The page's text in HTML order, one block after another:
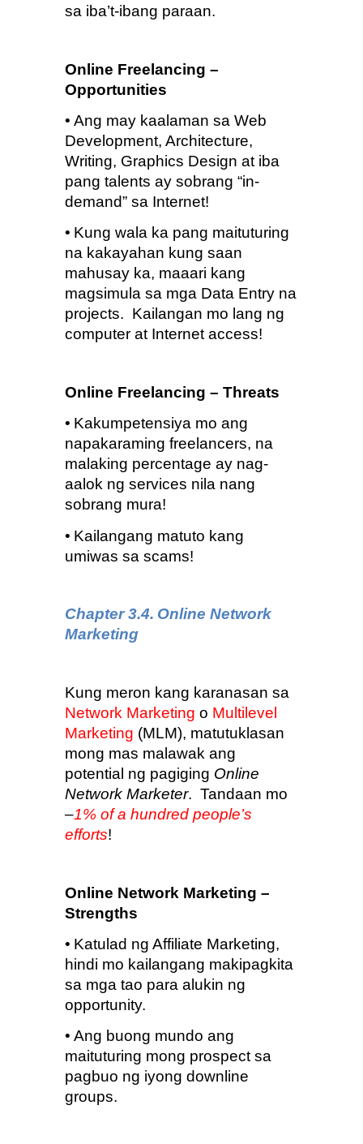
sa iba’t-ibang paraan.
Online Freelancing –
Opportunities
• Ang may kaalaman sa Web
Development, Architecture,
Writing, Graphics Design at iba
pang talents ay sobrang “in-
demand” sa Internet!
• Kung wala ka pang maituturing
na kakayahan kung saan
mahusay ka, maaari kang
magsimula sa mga Data Entry na
projects.  Kailangan mo lang ng
computer at Internet access!
Online Freelancing – Threats
• Kakumpetensiya mo ang
napakaraming freelancers, na
malaking percentage ay nag-
aalok ng services nila nang
sobrang mura!
• Kailangang matuto kang
umiwas sa scams!
Chapter 3.4. Online Network
Marketing
Network Marketing o Multilevel
Marketing (MLM), matutuklasan
mong mas malawak ang
potential ng pagiging Online
Network Marketer.  Tandaan mo
–1% of a hundred people’s
efforts!
Online Network Marketing –
Strengths
• Katulad ng Affiliate Marketing,
hindi mo kailangang makipagkita
sa mga tao para alukin ng
opportunity.
• Ang buong mundo ang
maituturing mong prospect sa
pagbuo ng iyong downline
groups.